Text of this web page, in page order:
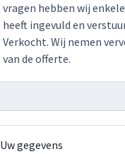
vragen hebben wij
heeft ingevuld en
Verkocht. Wij nemen
van de offerte.
Uw gegevens